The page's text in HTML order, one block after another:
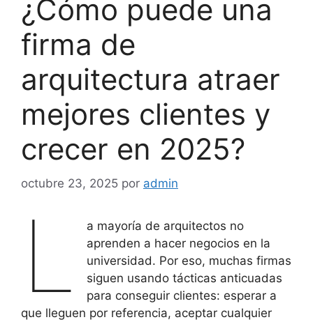
¿Cómo puede una
firma de
arquitectura atraer
mejores clientes y
crecer en 2025?
octubre 23, 2025 por admin
L
a mayoría de arquitectos no
aprenden a hacer negocios en la
universidad. Por eso, muchas firmas
siguen usando tácticas anticuadas
para conseguir clientes: esperar a
que lleguen por referencia, aceptar cualquier